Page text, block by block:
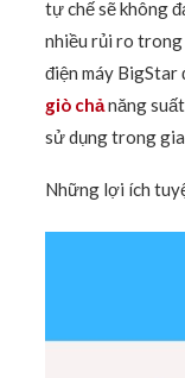
tự chế sẽ không
nhiều rủi ro trong
điện máy BigStar
giò chảnăng
sử dụng trong
Những lợi ích